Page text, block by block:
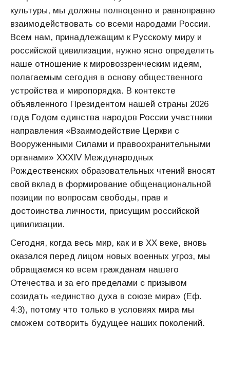
культуры, мы должны полноценно и равноправно
взаимодействовать со всеми народами России.
Всем нам, принадлежащим к Русскому миру и
российской цивилизации, нужно ясно определить
наше отношение к мировоззренческим идеям,
полагаемым сегодня в основу общественного
устройства и миропорядка. В контексте
объявленного Президентом нашей страны 2026
года Годом единства народов России участники
направления «Взаимодействие Церкви с
Вооруженными Силами и правоохранительными
органами» ХХХIV Международных
Рождественских образовательных чтений вносят
свой вклад в формирование общенациональной
позиции по вопросам свободы, прав и
достоинства личности, присущим российской
цивилизации.
Сегодня, когда весь мир, как и в XX веке, вновь
оказался перед лицом новых военных угроз, мы
обращаемся ко всем гражданам нашего
Отечества и за его пределами с призывом
созидать «единство духа в союзе мира» (Еф.
4:3), потому что только в условиях мира мы
сможем сотворить будущее наших поколений.